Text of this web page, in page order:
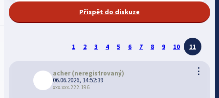
Přispět do diskuze
1 2 3 4 5 6 7 8 9 10 11
⋮
acher(neregistrovaný)
06.06.2026, 14:52:39
xxx.xxx.222.196